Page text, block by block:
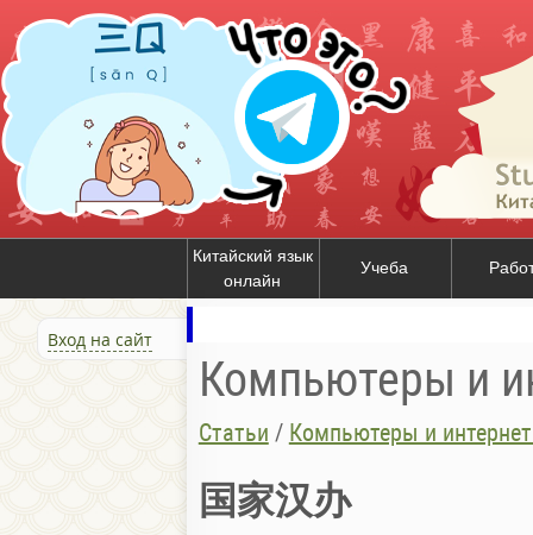
Китайский язык
онлайн
Учеба
Вход на сайт
Компьютеры и
Статьи / Компьютеры и
国家汉办